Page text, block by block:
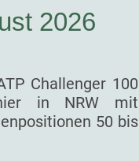
2026
Challenger 100
in NRW mit
50 bis